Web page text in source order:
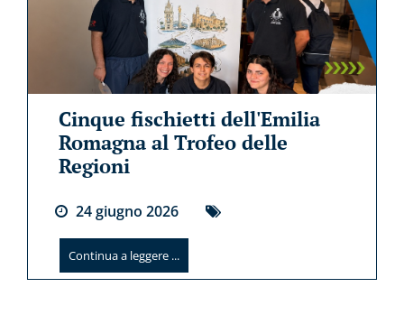
Cinque fischietti dell'Emilia
Romagna al Trofeo delle
Regioni
24giugno 2026
Continua a leggere ...